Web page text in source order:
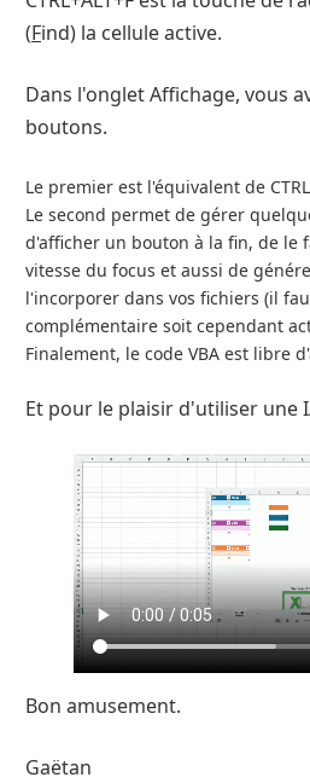
(Find) la cellule active.
Dans l'onglet Affichage, vous
boutons.
Le premier est l'équivalent de
Le second permet de gérer
d'afficher un bouton à la fin, de le
vitesse du focus et aussi de
l'incorporer dans vos fichiers (il
complémentaire soit cependant
Finalement, le code VBA est libre
Et pour le plaisir d'utiliser une
Bon amusement.
Gaëtan